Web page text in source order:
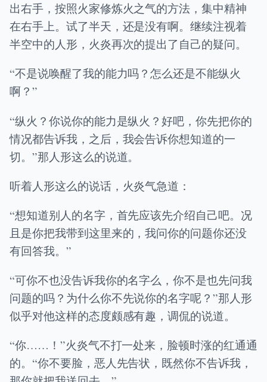
出右手，按照火家修炼火之气的方法，集中精神
在右手上。试了半天，还是没有啊。继续注视着
半空中的人形，火炎再次的提出了自己的疑问。
“不是说唤醒了我的能力吗？怎么还是不能纵火
啊？”
“纵火？你说你的能力是纵火？好吧，你先把你的
情况都告诉我，之后，我会告诉你想知道的一
切。”那人形这么的说道。
听着人形这么的说话，火炎气急道：
“想知道别人的名字，首先应该先介绍自己吧。况
且是你把我带到这里来的，我问你的问题你还没
有回答我。”
“可你不也没告诉我你的名字么，你不是也先问我
问题的吗？为什么你不先说你的名字呢？”那人形
似乎对他这样的态度颇感有趣，调侃的说道。
“你……！”火炎气不打一处来，脸顿时涨的红通通
的。“你不要脸，恶人先告状，既然你不告诉我，